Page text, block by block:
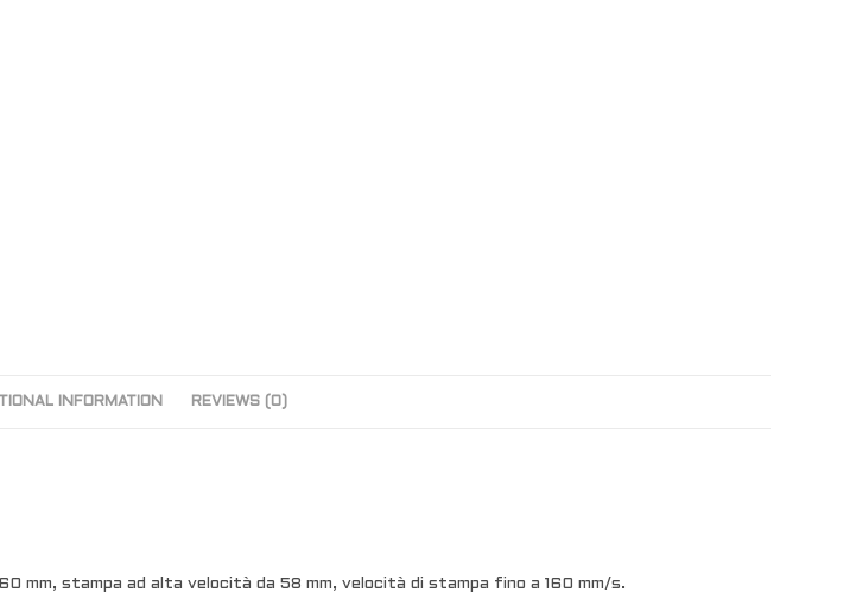
INFORMATION REVIEWS (0)
stampa ad alta velocità da 58 mm, velocità di stampa fino a 160 mm/s.